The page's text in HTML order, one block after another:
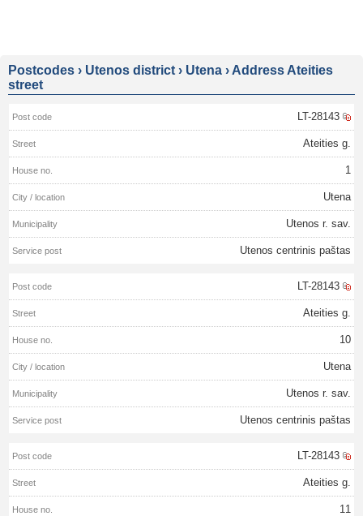
Postcodes › Utenos district › Utena › Address Ateities
street
LT-28143
Ateities g.
1
Utena
Utenos r. sav.
Utenos centrinis paštas
LT-28143
Ateities g.
10
Utena
Utenos r. sav.
Utenos centrinis paštas
LT-28143
Ateities g.
11